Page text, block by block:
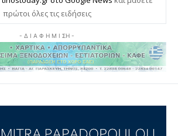
πρώτοι όλες τις ειδήσεις
- Δ Ι Α Φ Η Μ Ι ΣΗ -